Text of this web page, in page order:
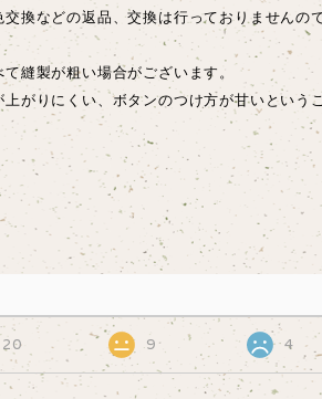
換などの返品、交換は行っておりませんの
て縫製が粗い場合がございます。
がりにくい、ボタンのつけ方が甘いとい
20 9 4